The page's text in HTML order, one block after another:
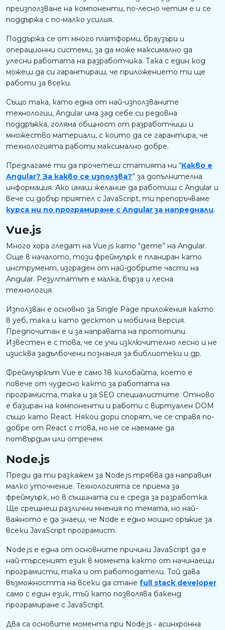
преизползване на компоненти, по-лесно четим е и се
поддържа с по-малко усилия.
Поддържа се от много платформи, браузъри и
операционни системи, за да може максимално да
улесни работата на разработчика. Така с един код
можеш да си гарантираш, че приложението ти ще
работи за всеки.
Също така, като една от най-използваните
технологии, Angular има зад себе си редовна
поддръжка, голяма общност от разработчици и
множество материали, с които да се гарантира, че
технологията работи максимално добре.
Предлагаме ти да прочетеш статията ни “Какво е
Angular? За какво се използва?” за допълнителна
информация. Ако имаш желание да работиш с Angular и
вече си добър приятел с JavaScript, ти препоръчваме
курса ни по програмиране с Angular за напреднали.
Vue.js
Много хора гледат на Vue.js като “дете” на Angular.
Още в началото, този фреймуърк е планиран като
инструмент, изграден от най-добрите части на
Angular. Резултатът е малка, бърза и лесна
технология.
Използван е основно за Single Page приложения както
в уеб, така и като десктоп и мобилна версия.
Предпочитан е и за направата на прототипи.
Известен е с това, че се учи изключително лесно и не
изисква задълбочени познания за библиотеки и др.
Фреймуъркът Vue е само 18 килобайта, което е
повече от чудесно както за работата на
програмиста, така и за SEO специалистите. Отново
е базиран на компоненти и работи с виртуален DOM
също като React. Някои дори спорят, че се справя по-
добре от React с това, но не се наемаме да
потвърдим или отречем.
Node.js
Преди да ти разкажем за Node.js трябва да направим
малко уточнение. Технологията се приема за
фреймуърк, но в същината си е среда за разработка.
Ще срещнеш различни мнения по темата, но най-
важното е да знаеш, че Node e едно мощно оръжие за
всеки JavaScript програмист.
Node.js е една от основните причини JavaScript да е
най-търсеният език в момента както от начинаещи
програмисти, така и от работодатели. Той дава
възможността на всеки да стане full stack developer
само с един език, тъй като позволява бакенд
програмиране с JavaScript.
Два са основите момента при Node.js - асинхронна